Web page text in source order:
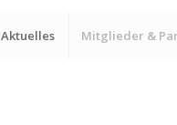
Aktuelles Mitglieder &